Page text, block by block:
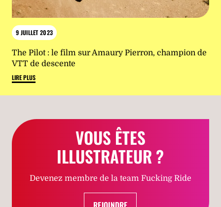
9 JUILLET 2023
The Pilot : le film sur Amaury Pierron, champion de
VTT de descente
LIRE PLUS
VOUS ÊTES
ILLUSTRATEUR ?
Devenez membre de la team Fucking Ride